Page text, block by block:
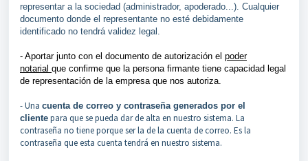
representar a la sociedad (administrador, apoderado...). Cualquier
documento donde el representante no esté debidamente
identificado no tendrá validez legal.
- Aportar junto con el documento de autorización el poder
notarial que confirme que la persona firmante tiene capacidad legal
de representación de la empresa que nos autoriza.
- Una cuenta de correo y contraseña generados por el
cliente para que se pueda dar de alta en nuestro sistema. La
contraseña no tiene porque ser la de la cuenta de correo. Es la
contraseña que esta cuenta tendrá en nuestro sistema.